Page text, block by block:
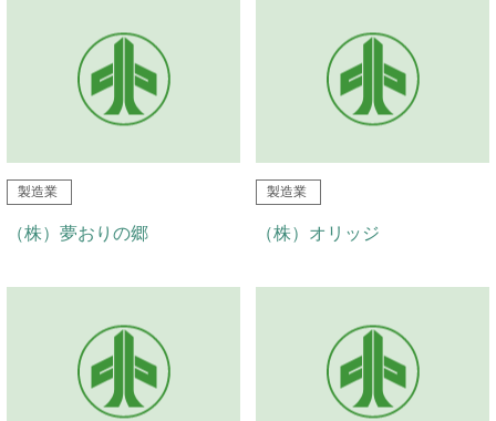
製造業
（株）夢おりの郷
製造業
（株）オリッジ